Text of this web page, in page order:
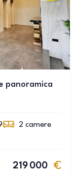
panoramica
2 camere
219 000